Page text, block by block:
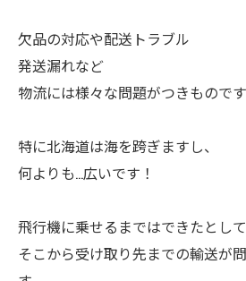
欠品の対応や配送トラブル
発送漏れなど
物流には様々な問題がつきものです
特に北海道は海を跨ぎますし、
何よりも…広いです！
飛行機に乗せるまではできたとし
そこから受け取り先までの輸送が